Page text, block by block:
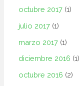
octubre 2017 (1)
julio 2017 (1)
marzo 2017 (1)
diciembre 2016 (1)
octubre 2016 (2)